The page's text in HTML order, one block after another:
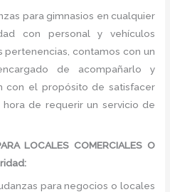
para gimnasios en cualquier
con personal y vehículos
pertenencias, contamos con un
de acompañarlo y
con el propósito de satisfacer
de requerir un servicio de
LOCALES COMERCIALES O
para negocios o locales